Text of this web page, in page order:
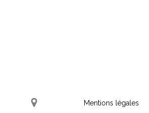
Mentions légales